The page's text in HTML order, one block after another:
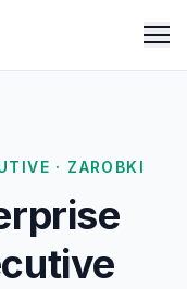
· ZAROBKI